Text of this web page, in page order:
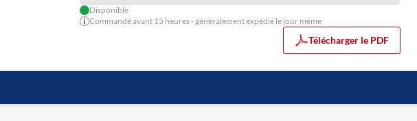
Disponible
Commandé avant 15 heures - généralement expédié le jour même
Télécharger le PDF